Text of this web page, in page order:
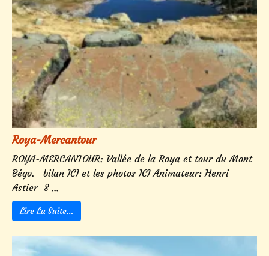
Roya-Mercantour
ROYA-MERCANTOUR: Vallée de la Roya et tour du Mont
Bégo. bilan ICI et les photos ICI Animateur: Henri
Astier 8 ...
Lire La Suite…